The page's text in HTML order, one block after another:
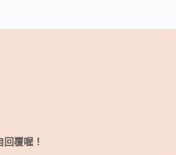
回覆喔！